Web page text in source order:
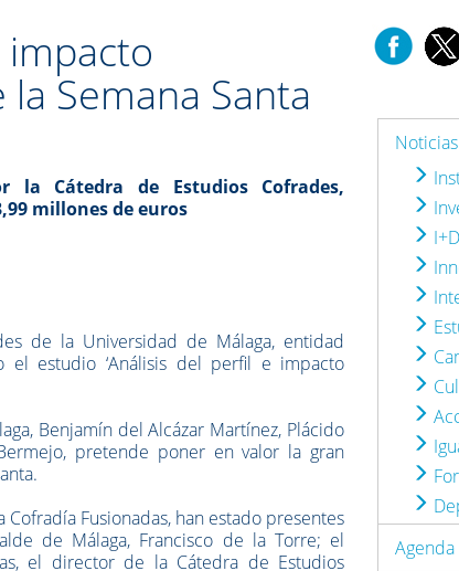
Semana Santa
la Cátedra de Estudios Cofrades,
millones de euros
de la Universidad de Málaga, entidad
el estudio ‘Análisis del perfil e impacto
Benjamín del Alcázar Martínez, Plácido
pretende poner en valor la gran
Fusionadas, han estado presentes
de Málaga, Francisco de la Torre; el
el director de la Cátedra de Estudios
Noticias
Agenda